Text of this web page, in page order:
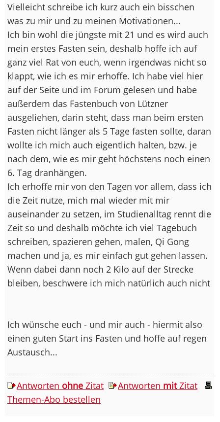
Vielleicht schreibe ich kurz auch ein bisschen
was zu mir und zu meinen Motivationen...
Ich bin wohl die jüngste mit 21 und es wird auch
mein erstes Fasten sein, deshalb hoffe ich auf
ganz viel Rat von euch, wenn irgendwas nicht so
klappt, wie ich es mir erhoffe. Ich habe viel hier
auf der Seite und im Forum gelesen und habe
außerdem das Fastenbuch von Lützner
ausgeliehen, darin steht, dass man beim ersten
Fasten nicht länger als 5 Tage fasten sollte, daran
wollte ich mich auch eigentlich halten, bzw. je
nach dem, wie es mir geht höchstens noch einen
6. Tag dranhängen.
Ich erhoffe mir von den Tagen vor allem, dass ich
die Zeit nutze, mich mal wieder mit mir
auseinander zu setzen, im Studienalltag rennt die
Zeit so und deshalb möchte ich viel Tagebuch
schreiben, spazieren gehen, malen, Qi Gong
machen und ja, es mir einfach gut gehen lassen.
Wenn dabei dann noch 2 Kilo auf der Strecke
bleiben, beschwere ich mich natürlich auch nicht
Ich wünsche euch - und mir auch - hiermit also
einen guten Start ins Fasten und hoffe auf regen
Austausch...
Antworten ohne Zitat Antworten mitZitat
Themen-Abo bestellen